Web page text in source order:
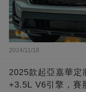
2024/11/18
2025款起亞嘉華定
+3.5L V6引擎，賽